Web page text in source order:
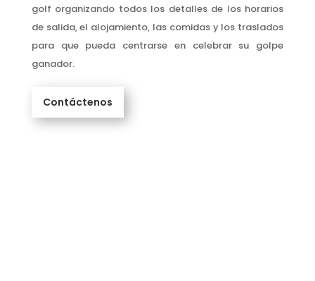
golf organizando todos los detalles de los horarios
de salida, el alojamiento, las comidas y los traslados
para que pueda centrarse en celebrar su golpe
ganador.
Contáctenos